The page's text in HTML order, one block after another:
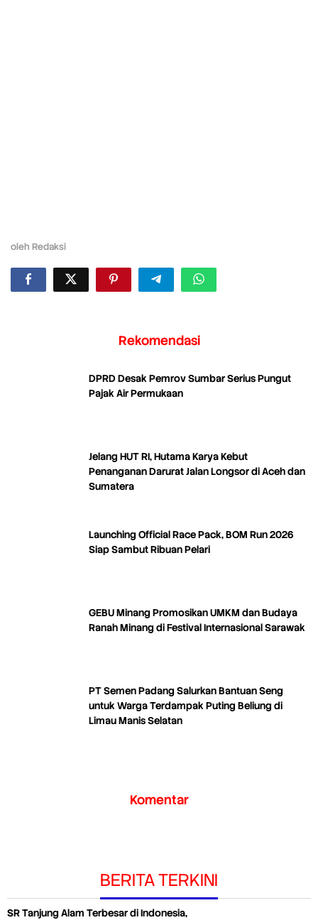
oleh Redaksi
Rekomendasi
DPRD Desak Pemrov Sumbar Serius Pungut
Pajak Air Permukaan
Jelang HUT RI, Hutama Karya Kebut
Penanganan Darurat Jalan Longsor di Aceh dan
Sumatera
Launching Official Race Pack, BOM Run 2026
Siap Sambut Ribuan Pelari
GEBU Minang Promosikan UMKM dan Budaya
Ranah Minang di Festival Internasional Sarawak
PT Semen Padang Salurkan Bantuan Seng
untuk Warga Terdampak Puting Beliung di
Limau Manis Selatan
Komentar
BERITA TERKINI
SR Tanjung Alam Terbesar di Indonesia,